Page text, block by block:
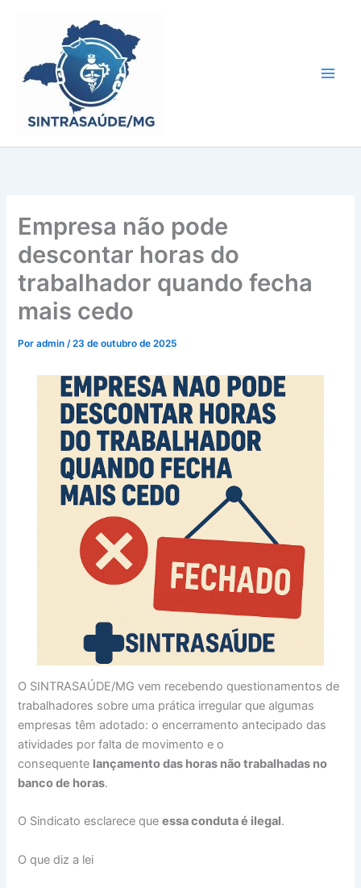
conteúdo
Empresa não pode
descontar horas do
trabalhador quando fecha
mais cedo
Poradmin/23 de outubro de 2025
O SINTRASAÚDE/MG vem recebendo questionamentos de
trabalhadores sobre uma prática irregular que algumas
empresas têm adotado: o encerramento antecipado das
atividades por falta de movimento e o
consequente lançamento das horas não trabalhadas no
banco de horas.
O Sindicato esclarece queessa conduta é ilegal.
O que diz a lei